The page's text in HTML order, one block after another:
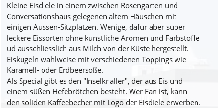
Kleine Eisdiele in einem zwischen Rosengarten und
Conversationshaus gelegenen altem Häuschen mit
einigen Aussen-Sitzplätzen. Wenige, dafür aber super
leckere Eissorten ohne künstliche Aromen und Farbstoffe
ud ausschliesslich aus Milch von der Küste hergestellt.
Eiskugeln wahlweise mit verschiedenen Toppings wie
Karamell- oder Erdbeersoße.
Als Special gibt es den "Inselknaller", der aus Eis und
einem süßen Hefebrötchen besteht. Wer Fan ist, kann
den soliden Kaffeebecher mit Logo der Eisdiele erwerben.